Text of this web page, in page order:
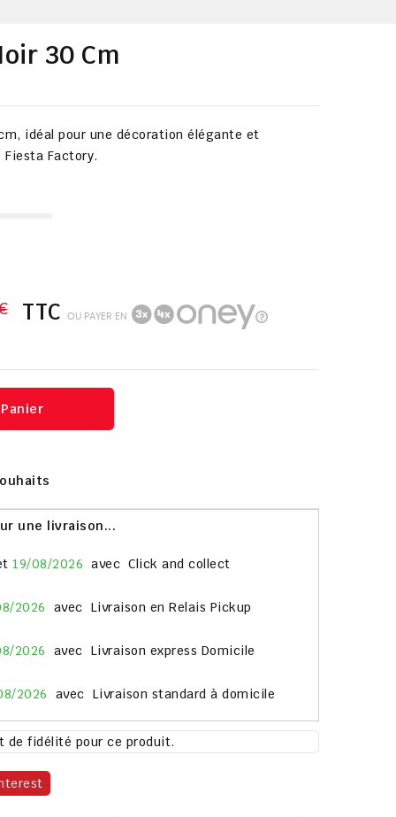
30 Cm
idéal pour une décoration élégante et
Factory.
TTC OU PAYER EN
une livraison...
19/08/2026 avec Click and collect
2026 avec Livraison en Relais Pickup
2026 avec Livraison express Domicile
2026 avec Livraison standard à domicile
de fidélité pour ce produit.